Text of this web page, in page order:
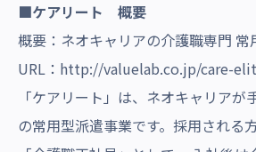
■ケアリート 概要
概要：ネオキャリアの介護職専門 常
URL： http://valuelab.co.jp/care-
「ケアリート」は、ネオキャリアが
の常用型派遣事業です。採用される